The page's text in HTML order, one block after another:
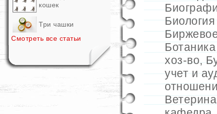
кошек
Три чашки
Смотреть все статьи
хоз-во,
учет и